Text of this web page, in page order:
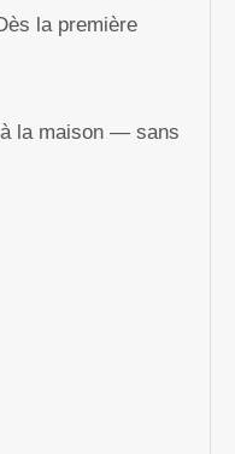
la première
à la maison — sans